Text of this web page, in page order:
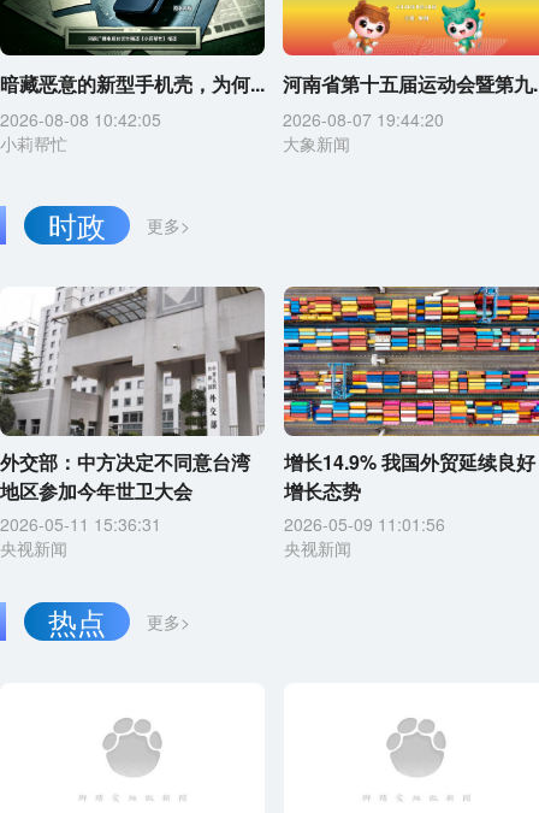
暗藏恶意的新型手机壳，为何...
2026-08-08 10:42:05
小莉帮忙
河南省第十五届运动会暨第九
2026-08-07 19:44:20
大象新闻
更多>
时政
外交部：中方决定不同意台湾
地区参加今年世卫大会
2026-05-11 15:36:31
央视新闻
增长14.9% 我国外贸延续良好
增长态势
2026-05-09 11:01:56
央视新闻
更多>
热点